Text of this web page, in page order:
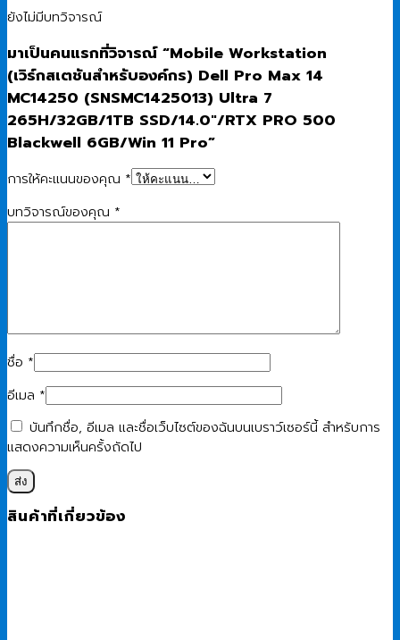
ยังไม่มีบทวิจารณ์
มาเป็นคนแรกที่วิจารณ์ “Mobile Workstation
(เวิร์กสเตชันสำหรับองค์กร) Dell Pro Max 14
MC14250 (SNSMC1425013) Ultra 7
265H/32GB/1TB SSD/14.0″/RTX PRO 500
Blackwell 6GB/Win 11 Pro”
การให้คะแนนของคุณ *
บทวิจารณ์ของคุณ *
ชื่อ *
อีเมล *
บันทึกชื่อ, อีเมล และชื่อเว็บไซต์ของฉันบนเบราว์เซอร์นี้ สำหรับการ
แสดงความเห็นครั้งถัดไป
สินค้าที่เกี่ยวข้อง